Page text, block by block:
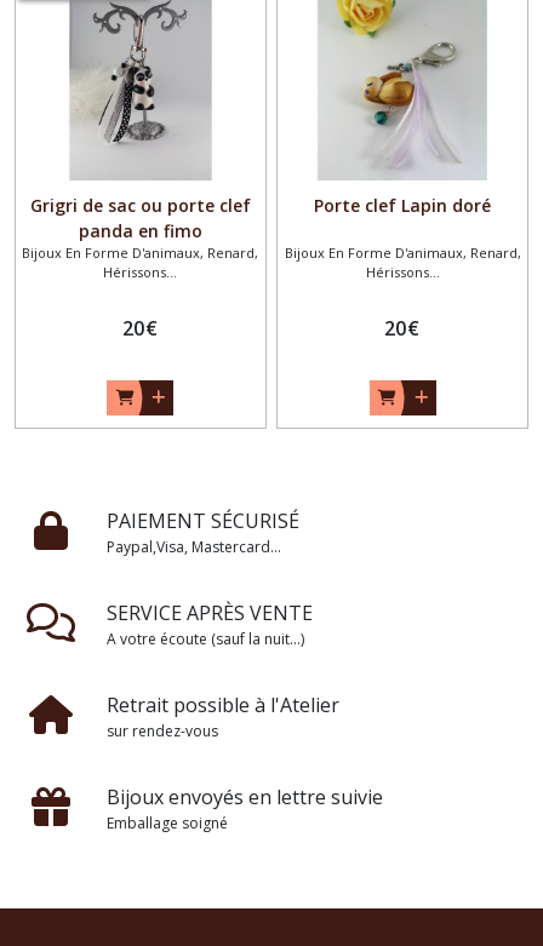
Grigri de sac ou porte clef
panda en fimo
Bijoux En Forme D'animaux, Renard,
Hérissons...
20€
Porte clef Lapin doré
Bijoux En Forme D'animaux, Renard,
Hérissons...
20€
PAIEMENT SÉCURISÉ
Paypal,Visa, Mastercard...
SERVICE APRÈS VENTE
A votre écoute (sauf la nuit...)
Retrait possible à l'Atelier
sur rendez-vous
Bijoux envoyés en lettre suivie
Emballage soigné